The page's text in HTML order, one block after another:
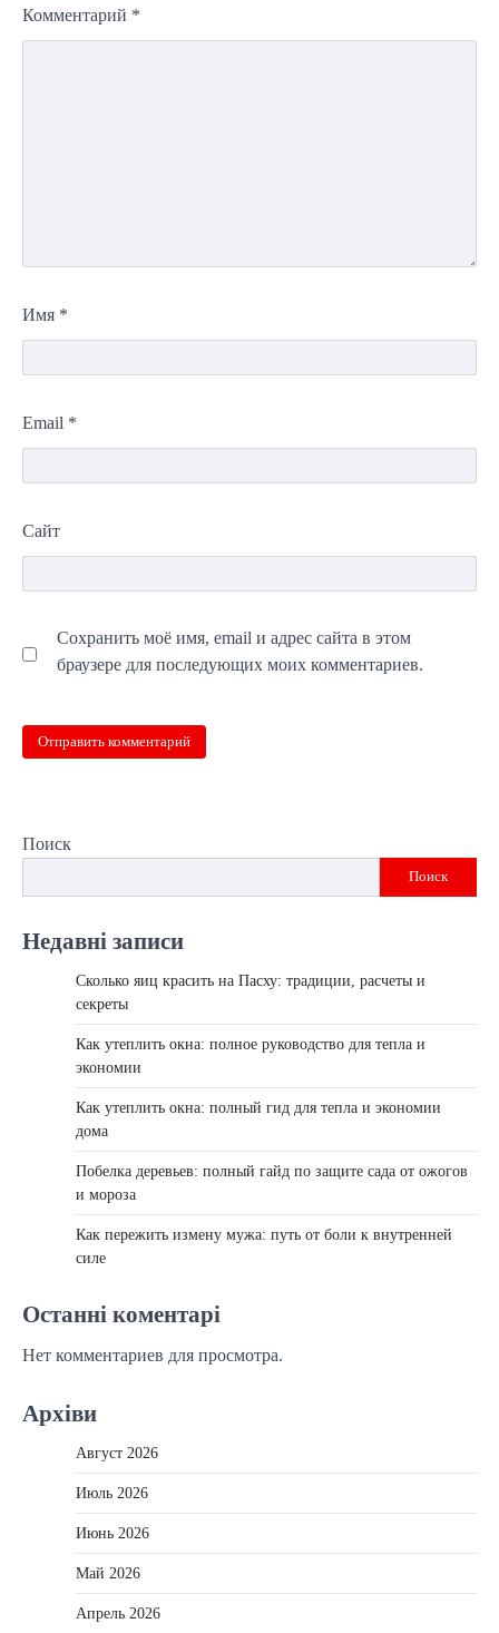
Комментарий *
Имя *
Email *
Сайт
Сохранить моё имя, email и адрес сайта в этом
браузере для последующих моих комментариев.
Поиск
Поиск
Недавні записи
Сколько яиц красить на Пасху: традиции, расчеты и
секреты
Как утеплить окна: полное руководство для тепла и
экономии
Как утеплить окна: полный гид для тепла и экономии
дома
Побелка деревьев: полный гайд по защите сада от ожогов
и мороза
Как пережить измену мужа: путь от боли к внутренней
силе
Останні коментарі
Нет комментариев для просмотра.
Архіви
Август 2026
Июль 2026
Июнь 2026
Май 2026
Апрель 2026